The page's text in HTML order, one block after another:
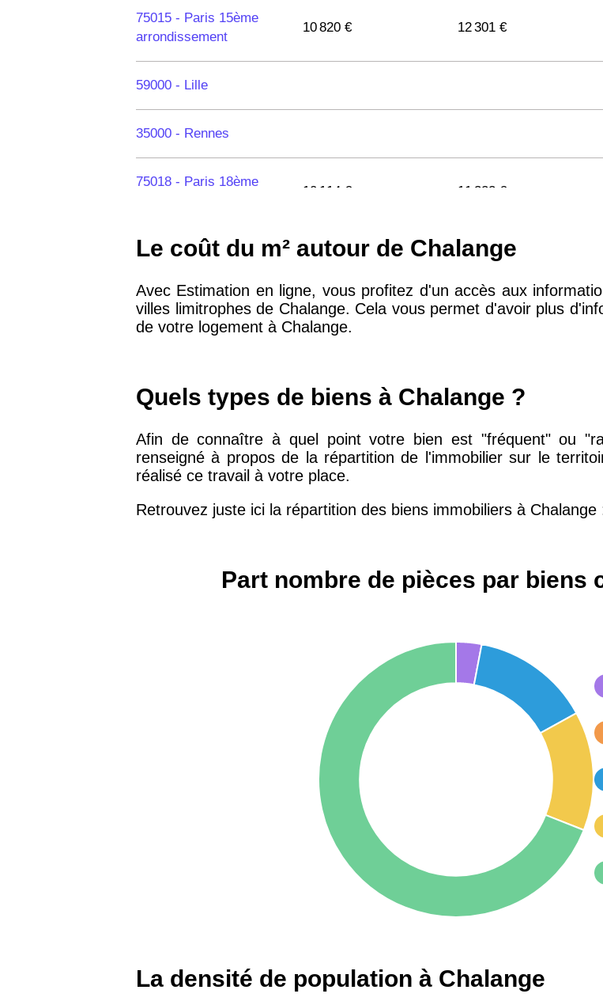
75015 - Paris 15ème
arrondissement
10 820 € 12 301 €
59000 - Lille
35000 - Rennes
75018 - Paris 18ème
10 114 € 11 322 €
75020 -Paris 20ème
9 623 € 11 141 €
75019 -Paris 19ème
arrondissement
9 231 €
75013 -
Paris 13ème
arrondissement
10 073 € 11 085 €
15 155 €
3 018 €
2 917 €
Le coût du m² autour de Chalange
Avec Estimation en ligne, vous profitez d'un accès aux
villes limitrophes de Chalange. Cela vous permet d'avoir plus
de votre logement à Chalange.
Quels types de biens à Chalange ?
Afin de connaître à quel point votre bien est "fréquent" ou
renseigné à propos de la répartition de l'immobilier sur le
réalisé ce travail à votre place.
Retrouvez juste ici la répartition des biens immobiliers à Chalange
Part nombre de pièces par biens
La densité de population à Chalange